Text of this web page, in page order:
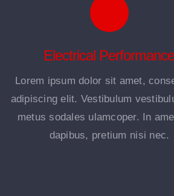
Electrical
Lorem ipsum dolor sit amet,
adipiscing elit. Vestibulum
metus sodales ulamcoper. In
dapibus, pretium nisi nec.